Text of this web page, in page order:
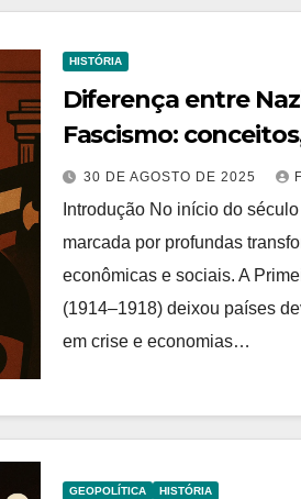
HISTÓRIA
Diferença entre
Fascismo:
impactos
30 DE AGOSTO DE 2025
Introdução No início do
marcada por profundas
econômicas e sociais. A
(1914–1918) deixou países
em crise e economias…
GEOPOLÍTICA HISTÓRIA